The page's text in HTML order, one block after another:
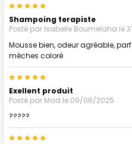
5
Shampoing terapiste
Posté par Isabelle Boumelaha le
Mousse bien, odeur agréable,
mèches coloré
5
Exellent produit
Posté par Mad le 09/06/2025
?????
5